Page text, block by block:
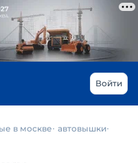
Войти
в москве автовышки